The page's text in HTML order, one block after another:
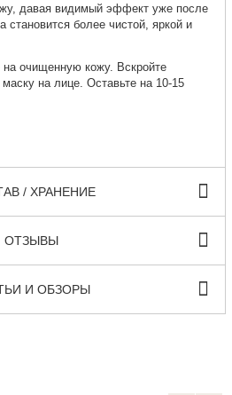
давая видимый эффект уже после
становится более чистой, яркой и
на очищенную кожу. Вскройте
на лице. Оставьте на 10-15
/ ХРАНЕНИЕ
ОТЗЫВЫ
И ОБЗОРЫ